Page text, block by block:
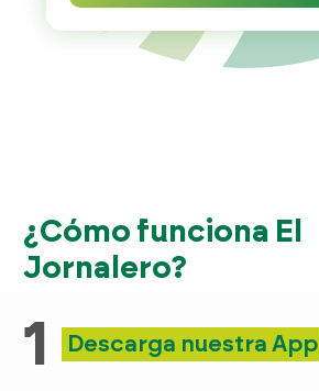
¿Cómo funciona El
Jornalero?
1 Descarga nuestra App